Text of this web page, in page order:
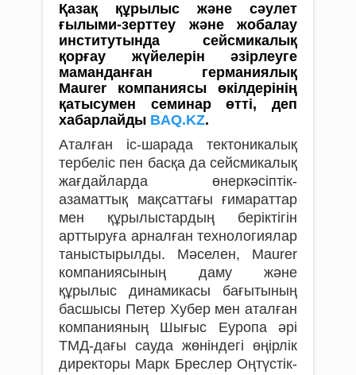
Қазақ құрылыс және сәулет
ғылыми-зерттеу және жобалау
институтында сейсмикалық
қорғау жүйелерін әзірлеуге
маманданған германиялық
Maurer компаниясы өкілдерінің
қатысумен семинар өтті, деп
хабарлайды BAQ.KZ.
Аталған іс-шарада тектоникалық
тербеліс пен басқа да сейсмикалық
жағдайларда өнеркәсіптік-
азаматтық мақсаттағы ғимараттар
мен құрылыстардың беріктігін
арттыруға арналған технологиялар
таныстырылды. Мәселен, Maurer
компаниясының даму және
құрылыс динамикасы бағытының
басшысы Петер Хубер мен аталған
компанияның Шығыс Еуропа әрі
ТМД-дағы сауда жөніндегі өңірлік
директоры Марк Бреслер Оңтүстік-